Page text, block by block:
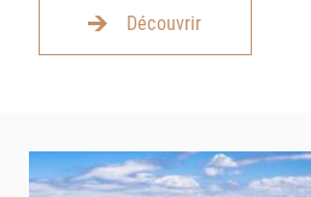
Découvrir